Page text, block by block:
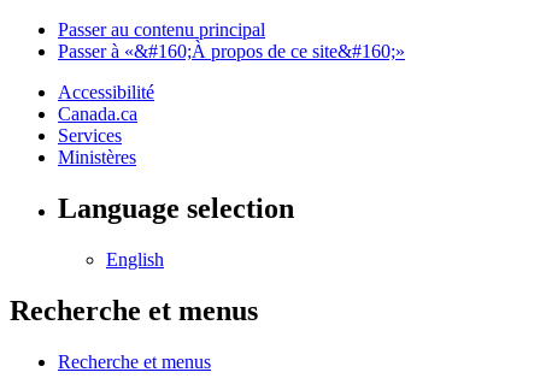
Passer au contenu principal
Passer à «&#160;À propos de ce site&#160;»
Accessibilité
Canada.ca
Services
Ministères
Language selection
English
Recherche et menus
Recherche et menus